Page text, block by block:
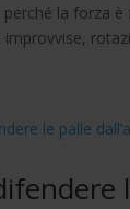
perché la forza